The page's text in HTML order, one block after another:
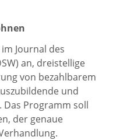
Journal des
an, dreistellige
von bezahlbarem
und
Das Programm soll
der genaue